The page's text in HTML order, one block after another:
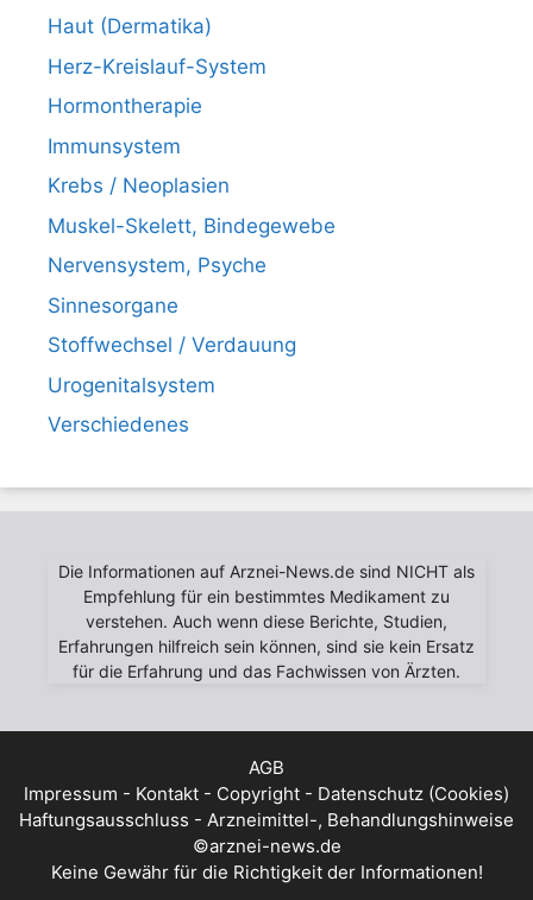
Haut (Dermatika)
Herz-Kreislauf-System
Hormontherapie
Immunsystem
Krebs / Neoplasien
Muskel-Skelett, Bindegewebe
Nervensystem, Psyche
Sinnesorgane
Stoffwechsel / Verdauung
Urogenitalsystem
Verschiedenes
Die Informationen auf Arznei-News.de sind NICHT als
Empfehlung für ein bestimmtes Medikament zu
verstehen. Auch wenn diese Berichte, Studien,
Erfahrungen hilfreich sein können, sind sie kein Ersatz
für die Erfahrung und das Fachwissen von Ärzten.
AGB
Impressum - Kontakt - Copyright - Datenschutz (Cookies)
Haftungsausschluss - Arzneimittel-, Behandlungshinweise
©arznei-news.de
Keine Gewähr für die Richtigkeit der Informationen!